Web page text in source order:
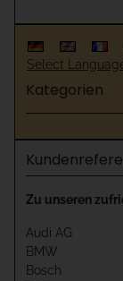
Select
Kategorien
Zu unseren
Audi AG
BMW
Bosch